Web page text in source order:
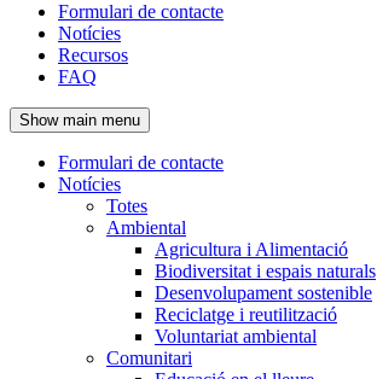
Navegació
principal
de
l'encapçalament
Formulari de contacte
Notícies
Recursos
FAQ
Show main menu
Navegació
principal
Formulari de contacte
Notícies
Totes
Ambiental
Agricultura i Alimentació
Biodiversitat i espais naturals
Desenvolupament sostenible
Reciclatge i reutilització
Voluntariat ambiental
Comunitari